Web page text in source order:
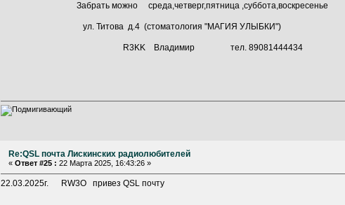
Забрать можно среда,четверг,пятница ,суббота,воскресенье
ул. Титова д.4 (стоматология "МАГИЯ УЛЫБКИ")
R3KK Владимир тел. 89081444434
Re:QSL почта Лискинских радиолюбителей
« Ответ #25 : 22 Марта 2025, 16:43:26 »
22.03.2025г. RW3O привез QSL почту